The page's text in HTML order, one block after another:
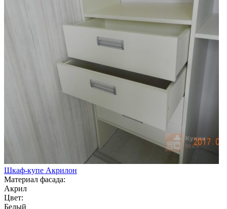
Шкаф-купе Акрилон
Материал фасада:
Акрил
Цвет:
Белый